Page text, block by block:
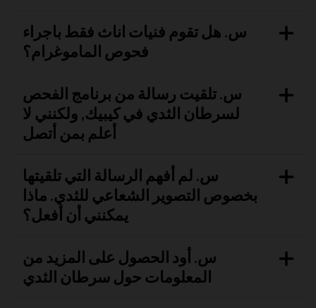
س. هل تقوم فنيات اناث فقط باجراء
فحوص الماموغرام؟
س. تلقيت رسالة من برنامج الفحص
لسرطان الثدي في كيبيك, ولكنني لا
أعلم بمن أتصل
س. لم أفهم الرسالة التي تلقيتها
بخصوص التصوير الشعاعي للثدي. ماذا
يمكنني أن أفعل؟
س. أود الحصول على المزيد من
المعلومات حول سرطان الثدي